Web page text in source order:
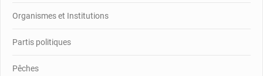
Organismes et Institutions
Partis politiques
Pêches